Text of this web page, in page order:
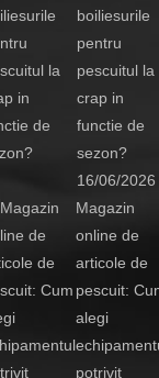
boiliesurile
pentru
pescuitul la
crap in
functie de
sezon?
16/06/2026
Magazin
online de
articole de
pescuit:
alegi
potrivit